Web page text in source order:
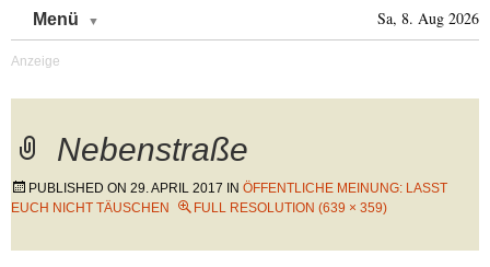
Menü Sa, 8. Aug 2026
Nebenstraße
PUBLISHED ON 29. APRIL 2017 IN ÖFFENTLICHE MEINUNG: LASST
EUCH NICHT TÄUSCHEN
FULL RESOLUTION (639 × 359)